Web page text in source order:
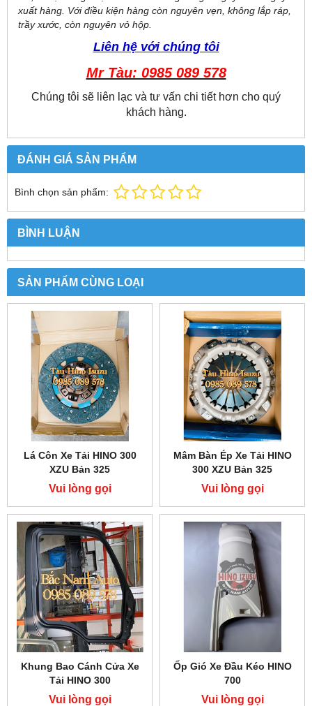
xuất hàng. Với điều kiện hàng còn nguyên vẹn, không lắp ráp,
trầy xước, còn nguyên vỏ hộp.
Liên hệ với chúng tôi
Mr Tàu: 0985 089 578
Chúng tôi sẽ liên lạc và tư vấn chi tiết hơn cho quý
khách hàng.
ĐÁNH GIÁ SẢN PHẨM
Bình chọn sản phẩm:
BÌNH LUẬN
SẢN PHẨM CÙNG LOẠI
Lá Côn Xe Tải HINO 300
XZU Bản 325
Vui lòng gọi
Mâm Bàn Ép Xe Tải HINO
300 XZU Bản 325
Vui lòng gọi
Khung Bao Cánh Cửa Xe
Tải HINO 300
Vui lòng gọi
Ốp Gió Xe Đầu Kéo HINO
700
Vui lòng gọi